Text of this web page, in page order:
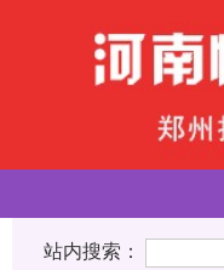
站内搜索：